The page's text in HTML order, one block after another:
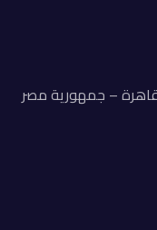
– القاهرة – جمهورية مصر